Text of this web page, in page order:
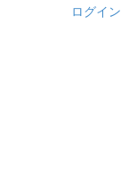
ログイン